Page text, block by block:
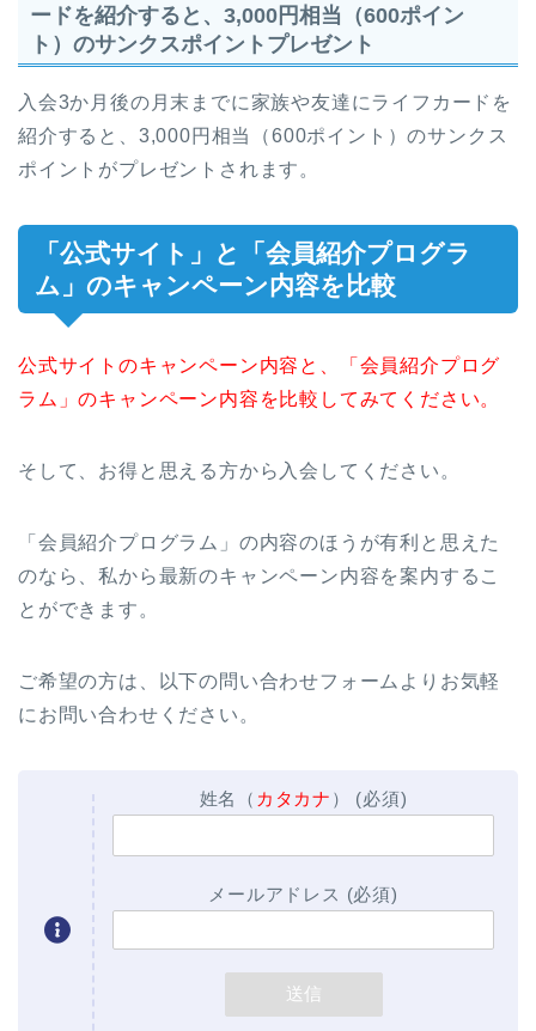
ードを紹介すると、3,000円相当（600ポイン
ト）のサンクスポイントプレゼント
入会3か月後の月末までに家族や友達にライフカードを
紹介すると、3,000円相当（600ポイント）のサンクス
ポイントがプレゼントされます。
「公式サイト」と「会員紹介プログラ
ム」のキャンペーン内容を比較
公式サイトのキャンペーン内容と、「会員紹介プログ
ラム」のキャンペーン内容を比較してみてください。
そして、お得と思える方から入会してください。
「会員紹介プログラム」の内容のほうが有利と思えた
のなら、私から最新のキャンペーン内容を案内するこ
とができます。
ご希望の方は、以下の問い合わせフォームよりお気軽
にお問い合わせください。
姓名（ カタカナ ） (必須)
メールアドレス (必須)